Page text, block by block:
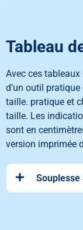
Tableau
Avec ces
d’un outil
taille. pratique et
taille. Les
sont en
version imprimée
Souplesse